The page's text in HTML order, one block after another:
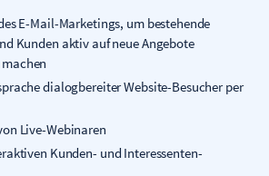
E-Mail-Marketings, um bestehende
Kunden aktiv auf neue Angebote
dialogbereiter Website-Besucher per
Live-Webinaren
Kunden- und Interessenten-